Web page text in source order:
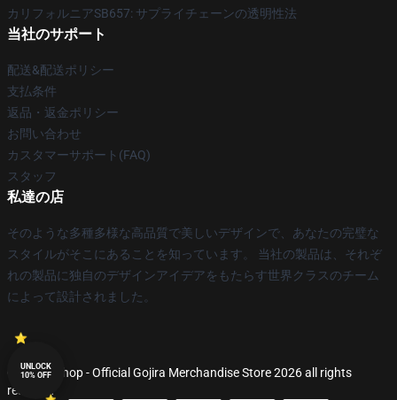
カリフォルニアSB657: サプライチェーンの透明性法
当社のサポート
配送&配送ポリシー
支払条件
返品・返金ポリシー
お問い合わせ
カスタマーサポート(FAQ)
スタッフ
私達の店
そのような多種多様な高品質で美しいデザインで、あなたの完璧な
スタイルがそこにあることを知っています。 当社の製品は、それぞ
れの製品に独自のデザインアイデアをもたらす世界クラスのチーム
によって設計されました。
© Gojira Shop - Official Gojira Merchandise Store 2026 all rights
reserved
UNLOCK
10% OFF